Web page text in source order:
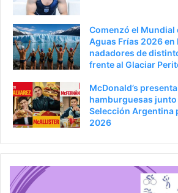
Comenzó el Mundial
Aguas Frías 2026 en
nadadores de
frente al Glaciar
McDonald’s
hamburguesas
Selección Argentina
2026